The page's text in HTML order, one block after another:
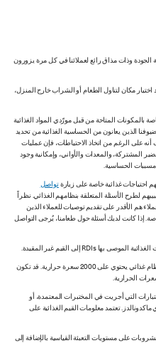
الجودة وذات مذاق رائع لعملائنا في كل مرة يزورون
اختيار مكان لتناول الطعام أو الشراب خارج المنزل،
بالمكونات المتاحة من قبل مورّدي المواد الغذائية
الذين يعانون من الحساسية الغذائية من تحديد
على الرغم من اتخاذ الاحتياطات، فإن عمليات
المشتركة، والمعدات والأواني، وإمكانية وجود
مسببات الحساسية.
احتياجات غذائية خاصة على زيارةتواصل
لطرح الأسئلة المتعلقة بنظامهم الغذائي. نظراً
هم الأقدر على تقديم توصيات للعملاء الذين
إذا كانت لديك أسئلة حول طعامنا، يُرجى التواصل
** تستند النسبة المئوية للقيم الغذائية اليومية (DV) إلى نظام غذائي يحتوي على 2000 سعرة حرارية. قد تكون
الحرارية.
التي أجريت في المختبرات المعتمدة، أو
تعتمد معلومات القيم الغذائية على
على مستويات التعبئة القياسية بالإضافة إلى